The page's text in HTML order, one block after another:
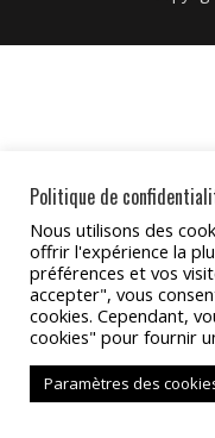
Politique de
Nous utilisons des
offrir l'expérience la
préférences et vos
accepter", vous
cookies. Cependant,
cookies" pour fournir
Paramètres des